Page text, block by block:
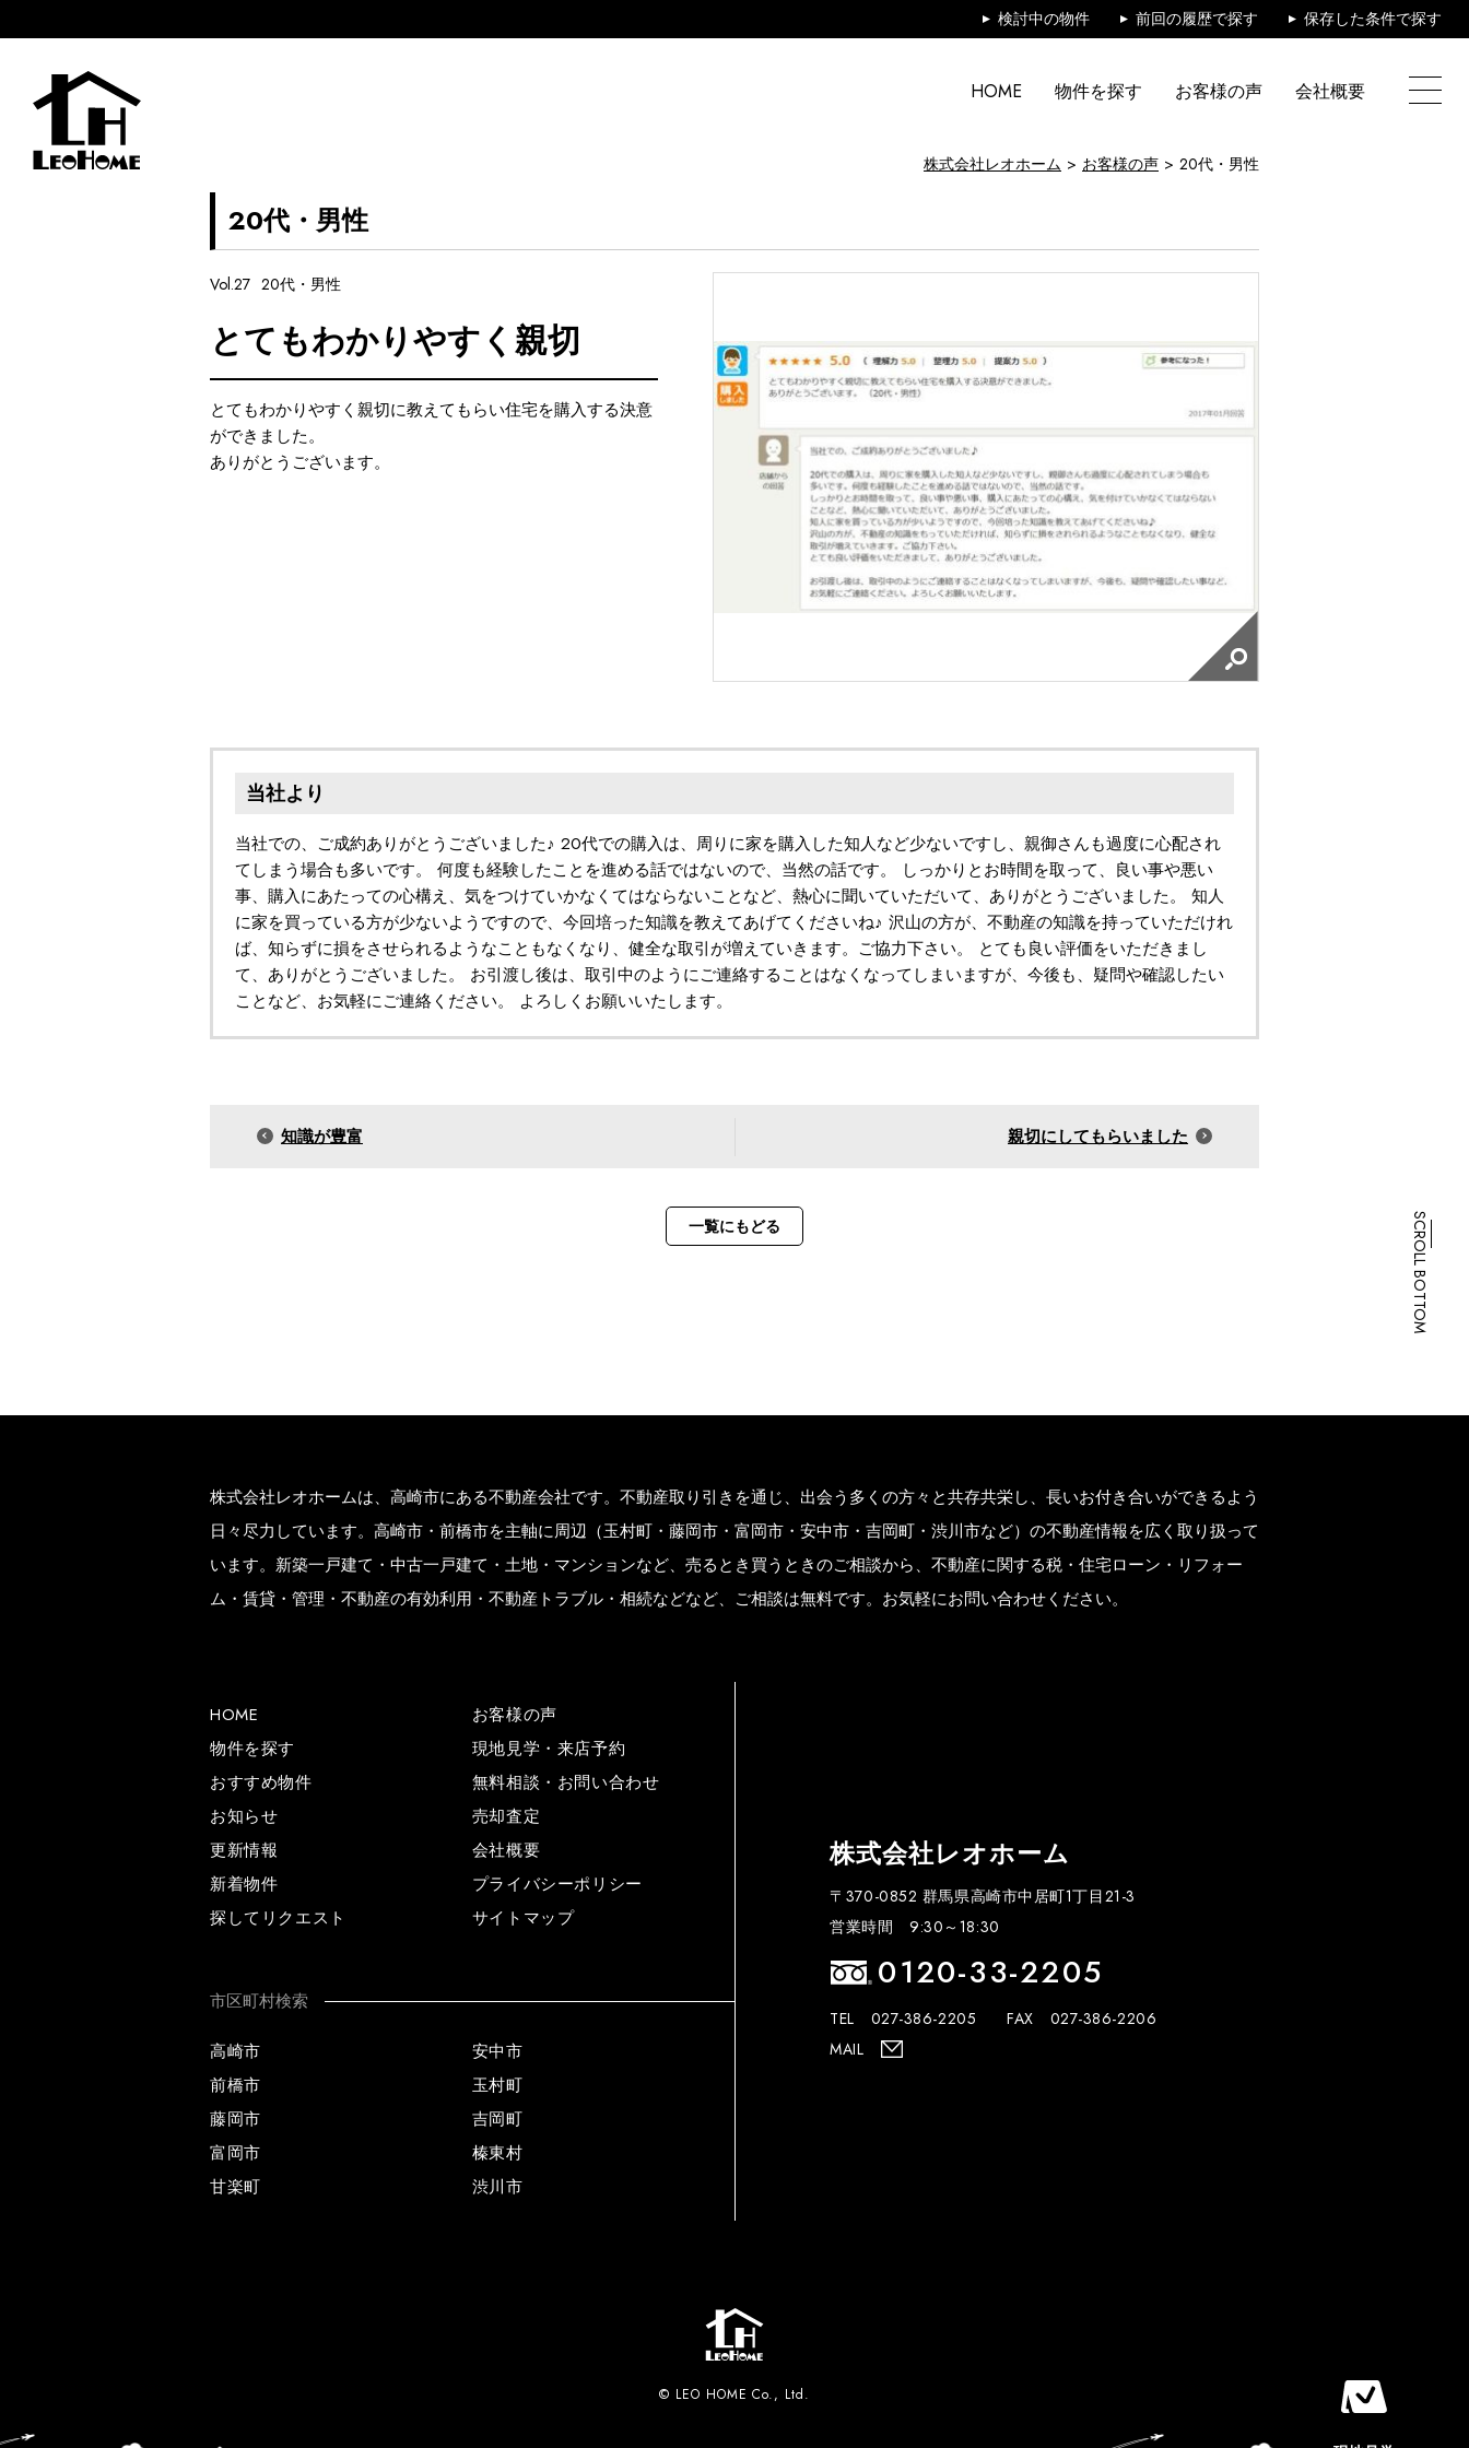
検討中の物件 前回の履歴で探す 保存した条件で探す
HOME 物件を探す お客様の声 会社概要
株式会社レオホーム お客様の声 20代・男性
20代・男性
Vol.27 20代・男性
とてもわかりやすく親切
とてもわかりやすく親切に教えてもらい住宅を購入する決意
ができました。
ありがとうございます。
当社より
当社での、ご成約ありがとうございました♪ 20代での購入は、周りに家を購入した知人など少ないですし、親御さんも過度に心配され
てしまう場合も多いです。 何度も経験したことを進める話ではないので、当然の話です。 しっかりとお時間を取って、良い事や悪い
事、購入にあたっての心構え、気をつけていかなくてはならないことなど、熱心に聞いていただいて、ありがとうございました。 知人
に家を買っている方が少ないようですので、今回培った知識を教えてあげてくださいね♪ 沢山の方が、不動産の知識を持っていただけれ
ば、知らずに損をさせられるようなこともなくなり、健全な取引が増えていきます。ご協力下さい。 とても良い評価をいただきまし
て、ありがとうございました。 お引渡し後は、取引中のようにご連絡することはなくなってしまいますが、今後も、疑問や確認したい
ことなど、お気軽にご連絡ください。 よろしくお願いいたします。
知識が豊富 親切にしてもらいました
一覧にもどる
株式会社レオホームは、高崎市にある不動産会社です。不動産取り引きを通じ、出会う多くの方々と共存共栄し、長いお付き合いができるよう
日々尽力しています。高崎市・前橋市を主軸に周辺（玉村町・藤岡市・富岡市・安中市・吉岡町・渋川市など）の不動産情報を広く取り扱って
います。新築一戸建て・中古一戸建て・土地・マンションなど、売るとき買うときのご相談から、不動産に関する税・住宅ローン・リフォー
ム・賃貸・管理・不動産の有効利用・不動産トラブル・相続などなど、ご相談は無料です。お気軽にお問い合わせください。
HOME
物件を探す
おすすめ物件
お知らせ
更新情報
新着物件
探してリクエスト
お客様の声
現地見学・来店予約
無料相談・お問い合わせ
売却査定
会社概要
プライバシーポリシー
サイトマップ
市区町村検索
高崎市
前橋市
藤岡市
富岡市
甘楽町
安中市
玉村町
吉岡町
榛東村
渋川市
株式会社レオホーム
〒370-0852 群馬県高崎市中居町1丁目21-3
営業時間 9:30～18:30
0120-33-2205
TEL 027-386-2205
FAX 027-386-2206
MAIL
© LEO HOME Co., Ltd.
SCROLL BOTTOM